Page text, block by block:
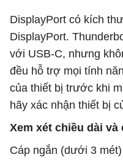
DisplayPort có kích
DisplayPort.
với USB-C, nhưng
đều hỗ trợ mọi tính
của thiết bị trước khi
hãy xác nhận thiết bị
Xem xét chiều dài
Cáp ngắn (dưới 3